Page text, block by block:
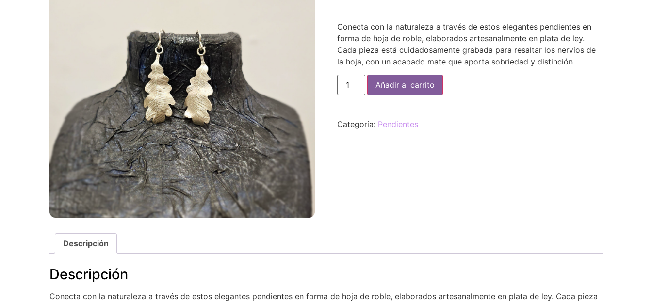
Conecta con la naturaleza a través de estos elegantes pendientes en
forma de hoja de roble, elaborados artesanalmente en plata de ley.
Cada pieza está cuidadosamente grabada para resaltar los nervios de
la hoja, con un acabado mate que aporta sobriedad y distinción.
Añadir al carrito
Categoría: Pendientes
Descripción
Descripción
Conecta con la naturaleza a través de estos elegantes pendientes en forma de hoja de roble, elaborados artesanalmente en plata de ley. Cada pieza